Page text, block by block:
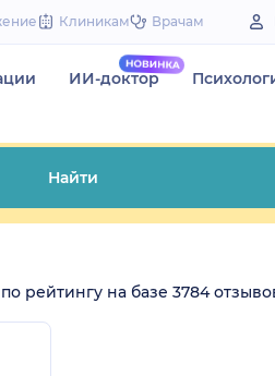
Клиникам Врачам
ИИ-доктор
Найти
рейтингу на базе 3784